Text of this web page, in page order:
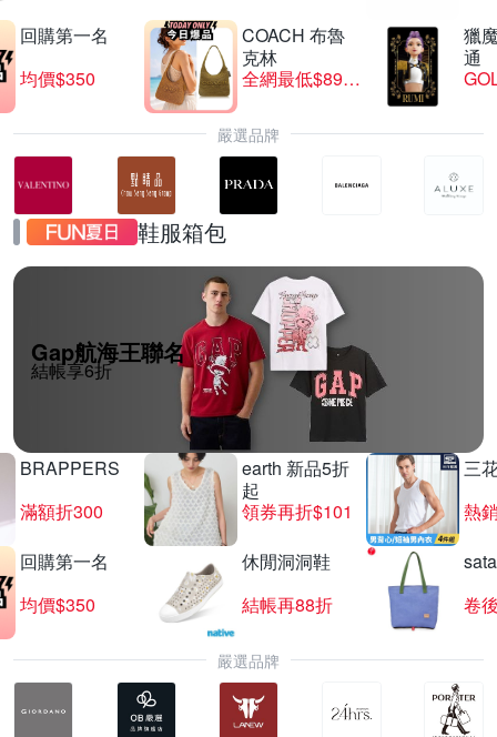
CITIZEN星辰錶結帳83折
滿1件享83折
回購第一名
均價$350
COACH 布魯
克林
全網最低$8999
獵
通
嚴選品牌
鞋服箱包
Gap航海王聯名
結帳享6折
BRAPPERS
滿額折300
earth 新品5折
起
領券再折$101
三
熱
回購第一名
均價$350
休閒洞洞鞋
結帳再88折
卷
嚴選品牌